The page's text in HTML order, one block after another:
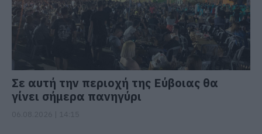
Σε αυτή την περιοχή της Εύβοιας θα
γίνει σήμερα πανηγύρι